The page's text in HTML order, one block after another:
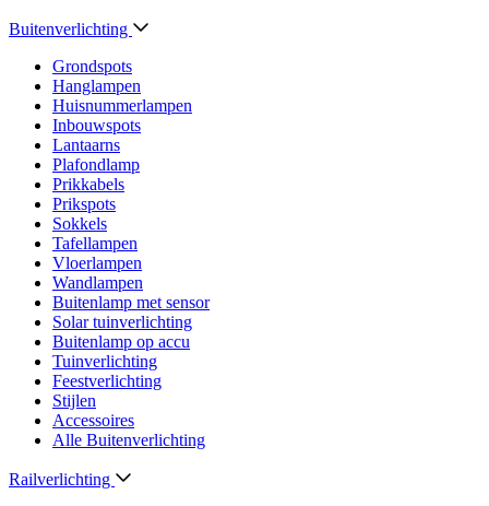
Buitenverlichting
Grondspots
Hanglampen
Huisnummerlampen
Inbouwspots
Lantaarns
Plafondlamp
Prikkabels
Prikspots
Sokkels
Tafellampen
Vloerlampen
Wandlampen
Buitenlamp met sensor
Solar tuinverlichting
Buitenlamp op accu
Tuinverlichting
Feestverlichting
Stijlen
Accessoires
Alle Buitenverlichting
Railverlichting